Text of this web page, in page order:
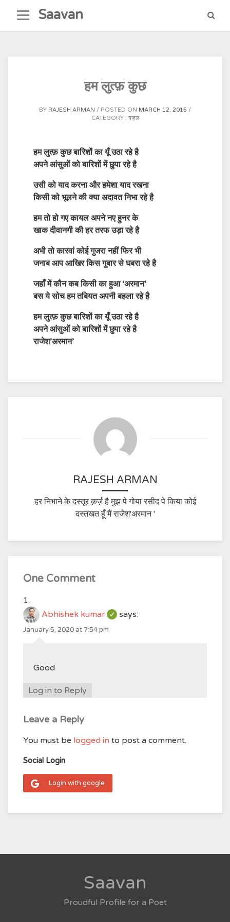
content
Saavan
हम लुत्फ़ कुछ
BY RAJESH ARMAN POSTED ON MARCH 12, 2016
CATEGORY : ग़ज़ल
हम लुत्फ़ कुछ बारिशों का यूँ उठा रहे है
अपने आंसुओं को बारिशों में छुपा रहे है
उसी को याद करना और हमेशा याद रखना
किसी को भूलने की क्या अदावत निभा रहे है
हम तो हो गए कायल अपने नए हुनर के
खाक दीवानगी की हर तरफ उड़ा रहे है
अभी तो कारवां कोई गुजरा नहीं फिर भी
जनाब आप आखिर किस गुबार से घबरा रहे है
जहाँ में कौन कब किसी का हुआ ‘अरमान’
बस ये सोच हम तबियत अपनी बहला रहे है
हम लुत्फ़ कुछ बारिशों का यूँ उठा रहे है
अपने आंसुओं को बारिशों में छुपा रहे है
राजेश’अरमान’
RAJESH ARMAN
हर निभाने के दस्तूर क़र्ज़ है मुझ पे गोया रसीद पे किया कोई
दस्तखत हूँ मैं राजेश'अरमान '
One Comment
Abhishek kumar says:
January 5, 2020 at 7:54 pm
Good
Log in to Reply
Leave a Reply
You must be logged in to post a comment.
Social Login
Login with google
Saavan
Proudful Profile for a Poet